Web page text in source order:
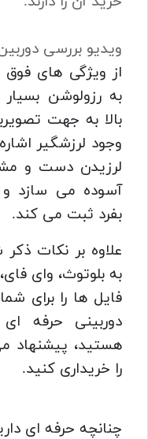
ویدیو بررسی
از ویژگی های فوق
به رزولوشن
بالا به جهت
وجود لرزشگیر
لرزیدن دست و
آسوده می سازد
بفرد ثبت می کند.
علاوه بر نکات
به بلوتوث، وای
فایل ها را برای
دوربینی حرفه ای
هستید، پیشنهاد
را خریداری کنید.
چنانچه حرفه ای